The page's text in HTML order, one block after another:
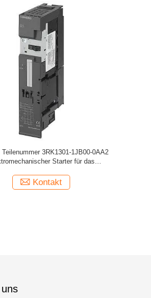
3RK1301-1JB00-0AA2
Starter für das
Kontakt